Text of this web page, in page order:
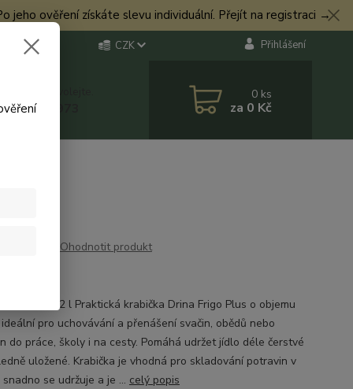
jeho ověření získáte slevu individuální. Přejít na registraci →
CZK Přihlášení
544 973
0 ks
za 0 Kč
Ohodnotit produkt
Plus 3,2 l Praktická krabička Drina Frigo Plus o objemu
pro uchovávání a přenášení svačin, obědů nebo
do práce, školy i na cesty. Pomáhá udržet jídlo déle čerstvé
uložené. Krabička je vhodná pro skladování potravin v
se udržuje a je ... celý popis